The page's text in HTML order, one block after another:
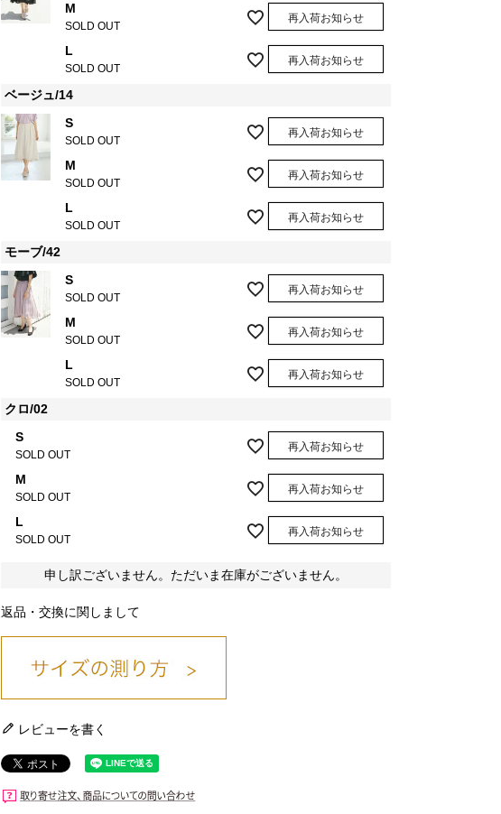
ベージュ/14
M
SOLD OUT
再入荷お知らせ
L
SOLD OUT
再入荷お知らせ
ベージュ/14
S
SOLD OUT
再入荷お知らせ
M
SOLD OUT
再入荷お知らせ
L
SOLD OUT
再入荷お知らせ
モーブ/42
S
SOLD OUT
再入荷お知らせ
M
SOLD OUT
再入荷お知らせ
L
SOLD OUT
再入荷お知らせ
クロ/02
S
SOLD OUT
再入荷お知らせ
M
SOLD OUT
再入荷お知らせ
L
SOLD OUT
再入荷お知らせ
申し訳ございません。ただいま在庫がございません。
返品・交換に関しまして
レビューを書く